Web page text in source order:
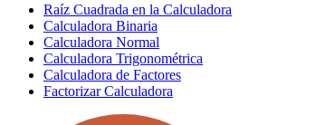
Raíz Cuadrada en la Calculadora
Calculadora Binaria
Calculadora Normal
Calculadora Trigonométrica
Calculadora de Factores
Factorizar Calculadora